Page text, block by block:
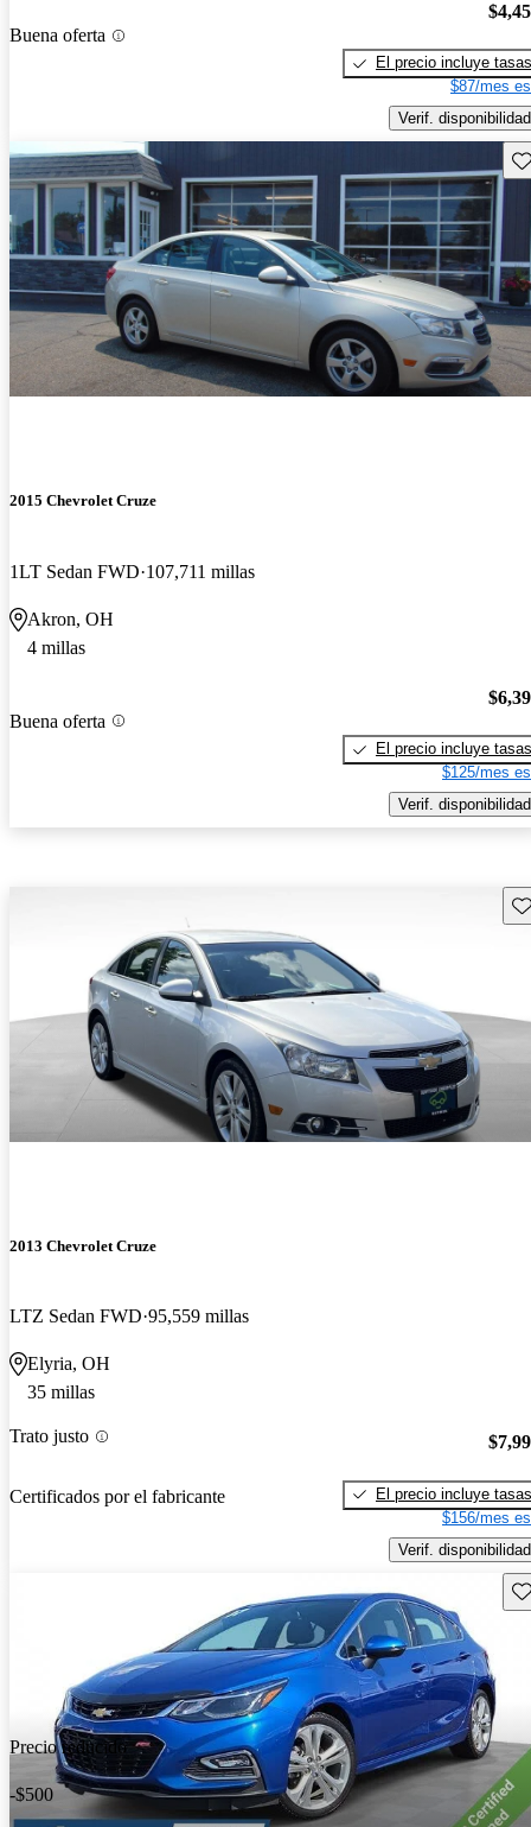
Buena oferta
El precio incluye tasas
$87/mes
Verif. disponibilidad
2015 Chevrolet Cruze
1LT Sedan FWD 107,711 millas
Akron, OH
4 millas
Buena oferta
El precio incluye tasas
$125/mes
Verif. disponibilidad
2013 Chevrolet Cruze
LTZ Sedan FWD 95,559 millas
Elyria, OH
35 millas
Trato justo
Certificados por el fabricante
El precio incluye tasas
$156/mes
Verif. disponibilidad
Precio reducido
-$500